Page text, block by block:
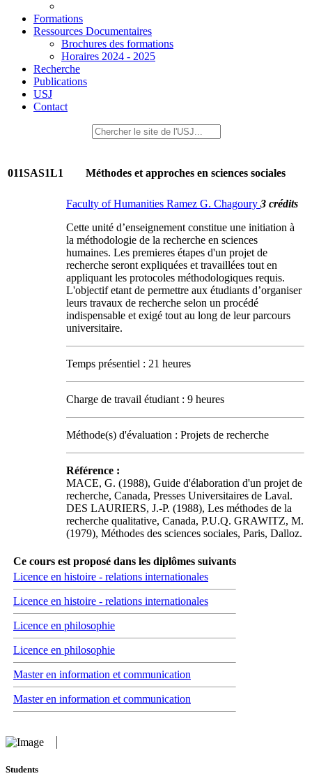
Formations
Ressources Documentaires
Brochures des formations
Horaires 2024 - 2025
Recherche
Publications
USJ
Contact
011SAS1L1 Méthodes et approches en sciences sociales
Faculty of Humanities Ramez G. Chagoury 3 crédits
Cette unité d’enseignement constitue une initiation à
la méthodologie de la recherche en sciences
humaines. Les premieres étapes d'un projet de
recherche seront expliquées et travaillées tout en
appliquant les protocoles méthodologiques requis.
L'objectif etant de permettre aux étudiants d’organiser
leurs travaux de recherche selon un procédé
indispensable et exigé tout au long de leur parcours
universitaire.
Temps présentiel : 21 heures
Charge de travail étudiant : 9 heures
Méthode(s) d'évaluation : Projets de recherche
Référence :
MACE, G. (1988), Guide d'élaboration d'un projet de
recherche, Canada, Presses Universitaires de Laval.
DES LAURIERS, J.-P. (1988), Les méthodes de la
recherche qualitative, Canada, P.U.Q. GRAWITZ, M.
(1979), Méthodes des sciences sociales, Paris, Dalloz.
Ce cours est proposé dans les diplômes suivants
Licence en histoire - relations internationales
Licence en histoire - relations internationales
Licence en philosophie
Licence en philosophie
Master en information et communication
Master en information et communication
Students